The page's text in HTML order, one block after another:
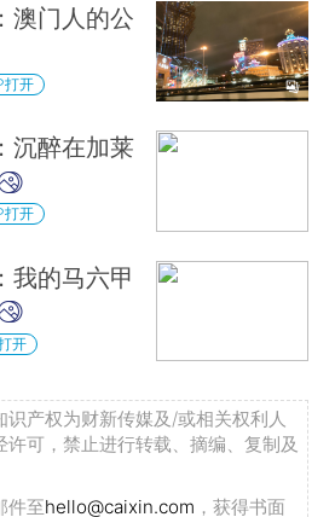
澳门人的公
打开
沉醉在加莱
打开
我的马六甲
开
产权为财新传媒及/或相关权利人
可，禁止进行转载、摘编、复制及
件至hello@caixin.com ，获得书面